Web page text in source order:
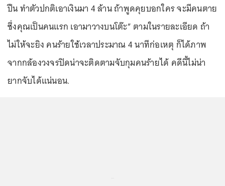
ปืน ทำตัวปกติเอาเงินมา 4 ล้าน ถ้าพูดคุยบอกใคร จะมีคนตาย
ซึ่งคุณเป็นคนแรก เอามาวางบนโต๊ะ” ตามในรายละเอียด ถ้า
ไม่ให้จะยิง คนร้ายใช้เวลาประมาณ 4 นาทีก่อเหตุ ก็ได้ภาพ
จากกล้องวงจรปิดน่าจะติดตามจับกุมคนร้ายได้ คดีนี้ไม่น่า
ยากจับได้แน่นอน.